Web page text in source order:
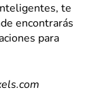
te
encontrarás
para